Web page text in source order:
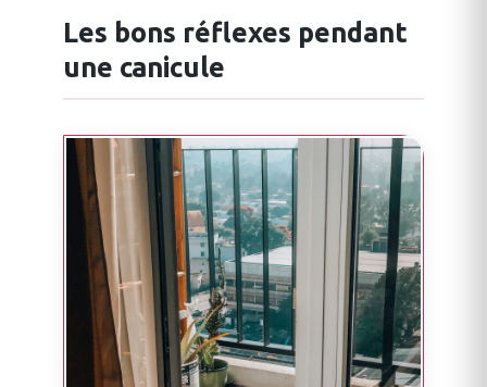
Les bons réflexes pendant
une canicule